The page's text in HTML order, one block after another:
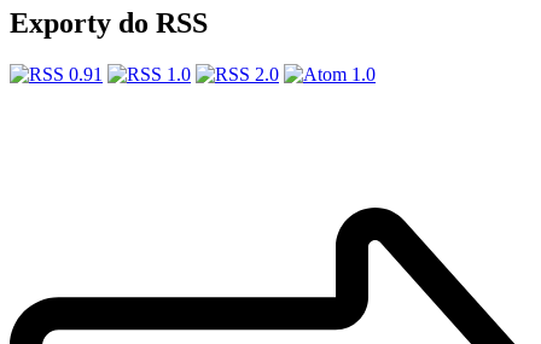
Exporty do RSS